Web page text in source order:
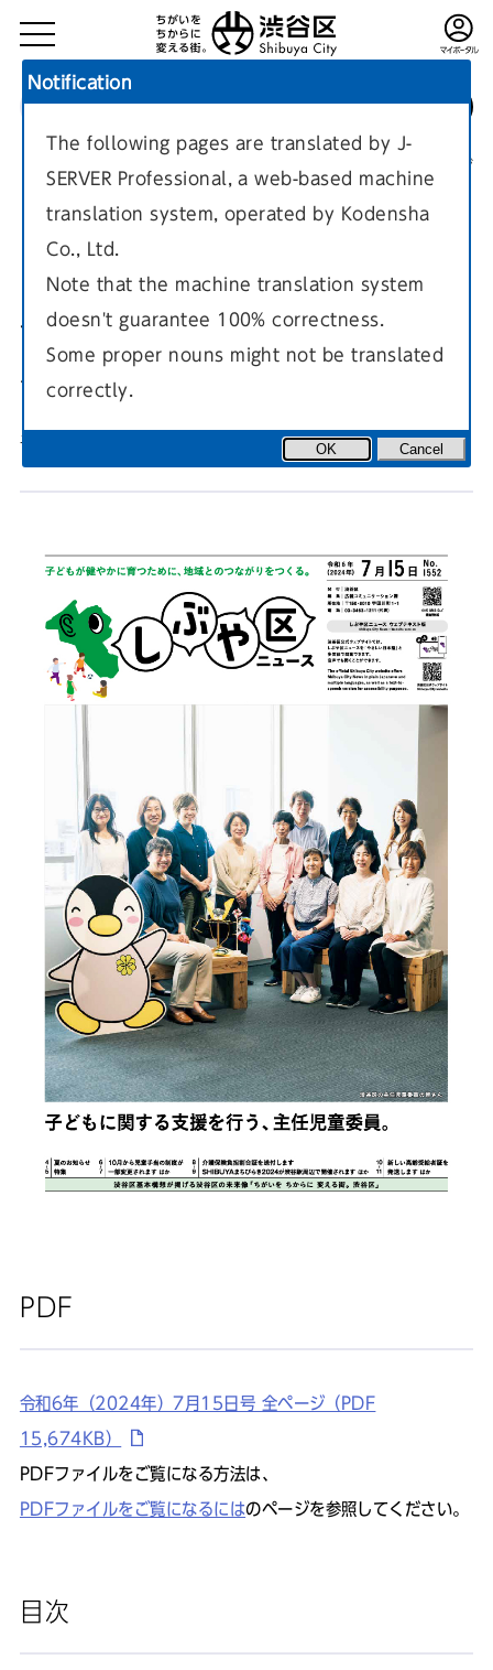
現在のページ
令和6年（2024年）7月15日
号
子どもに関する支援を行う、主任児童委員。
PDF
令和6年（2024年）7月15日号 全ページ（PDF
15,674KB）
PDFファイルをご覧になる方法は、
PDFファイルをご覧になるにはのページを参照してください。
目次
Notification
The following pages are translated by J-
SERVER Professional, a web-based machine
translation system, operated by Kodensha
Co., Ltd.
Note that the machine translation system
doesn't guarantee 100% correctness.
Some proper nouns might not be translated
correctly.
OK Cancel